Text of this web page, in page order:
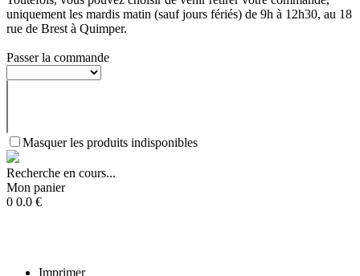
uniquement les mardis matin (sauf jours fériés) de 9h à 12h30, au 18
rue de Brest à Quimper.
Passer la commande
Masquer les produits indisponibles
Recherche en cours...
Mon panier
0 0.0 €
Imprimer